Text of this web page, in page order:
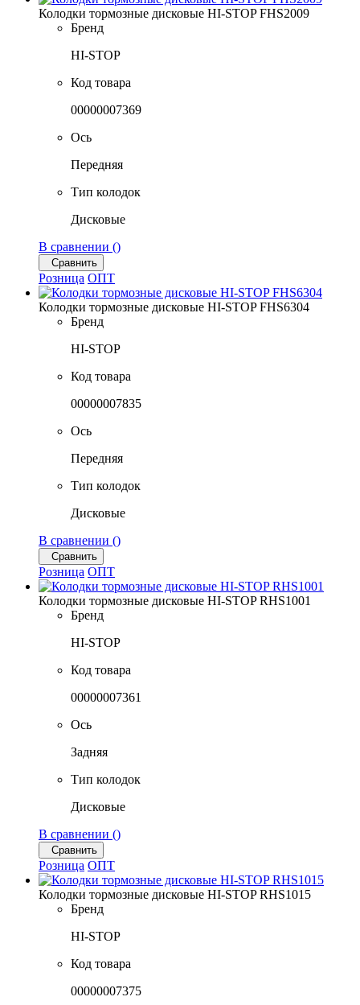
Колодки тормозные дисковые HI-STOP FHS2009
Бренд
HI-STOP
Код товара
00000007369
Ось
Передняя
Тип колодок
Дисковые
В сравнении ()
Сравнить
Розница ОПТ
Колодки тормозные дисковые HI-STOP FHS6304
Бренд
HI-STOP
Код товара
00000007835
Ось
Передняя
Тип колодок
Дисковые
В сравнении ()
Сравнить
Розница ОПТ
Колодки тормозные дисковые HI-STOP RHS1001
Бренд
HI-STOP
Код товара
00000007361
Ось
Задняя
Тип колодок
Дисковые
В сравнении ()
Сравнить
Розница ОПТ
Колодки тормозные дисковые HI-STOP RHS1015
Бренд
HI-STOP
Код товара
00000007375